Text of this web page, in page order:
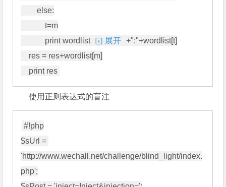
        else:
            t=m
            print wordlist
展开
+":"+wordlist[t]
使用正则表达式的盲注
#!php
$sUrl =
'http://www.wechall.net/challenge/blind_light/index.
php';